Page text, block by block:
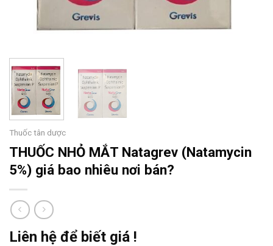
Thuốc tân dược
THUỐC NHỎ MẮT Natagrev (Natamycin
5%) giá bao nhiêu nơi bán?
Liên hệ để biết giá !